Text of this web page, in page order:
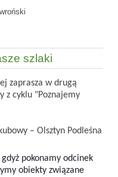
szlaki
zaprasza w drugą
z cyklu "Poznajemy
– Olsztyn Podleśna
pokonamy odcinek
obiekty związane